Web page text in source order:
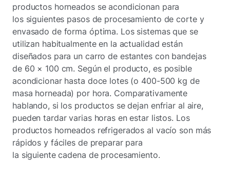
productos horneados se acondicionan para
los siguientes pasos de procesamiento de corte y
envasado de forma óptima. Los sistemas que se
utilizan habitualmente en la actualidad están
diseñados para un carro de estantes con bandejas
de 60 × 100 cm. Según el producto, es posible
acondicionar hasta doce lotes (o 400-500 kg de
masa horneada) por hora. Comparativamente
hablando, si los productos se dejan enfriar al aire,
pueden tardar varias horas en estar listos. Los
productos horneados refrigerados al vacío son más
rápidos y fáciles de preparar para
la siguiente cadena de procesamiento.